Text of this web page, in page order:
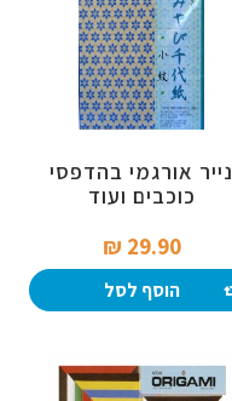
נייר אורגמי בהדפסי
כוכבים ועוד
29.90 ₪‎
הוסף לסל